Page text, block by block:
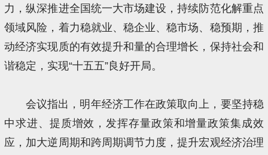
力，纵深推进全国统一大市场建设，持续防范化解重点
领域风险，着力稳就业、稳企业、稳市场、稳预期，推
动经济实现质的有效提升和量的合理增长，保持社会和
谐稳定，实现“十五五”良好开局。
会议指出，明年经济工作在政策取向上，要坚持稳
中求进、提质增效，发挥存量政策和增量政策集成效
应，加大逆周期和跨周期调节力度，提升宏观经济治理